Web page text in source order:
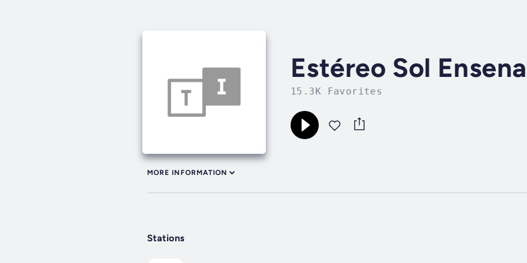
Estéreo Sol
15.3K Favorites
MORE INFORMATION
Stations